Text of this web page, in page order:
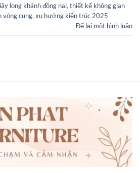
long khánh đồng nai, thiết kế không gian
vòng cung, xu hướng kiến trúc 2025
Để lại một bình luận